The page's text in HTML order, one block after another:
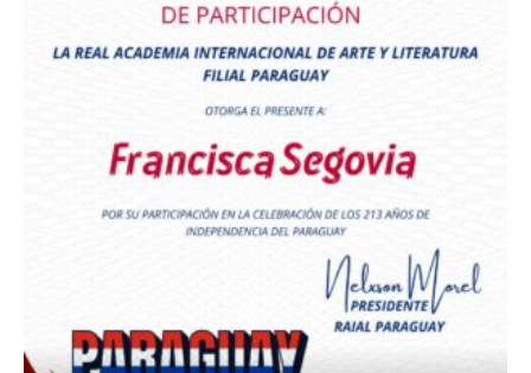
Reconocimiento aFrancisca Segovia
Radio Tribuna Abierta
Radio Tribuna Abierta
Radio Oñondivepa Paraguay
Premio Orgullo Paraguayo
Reconocimiento aFrancisca Segovia